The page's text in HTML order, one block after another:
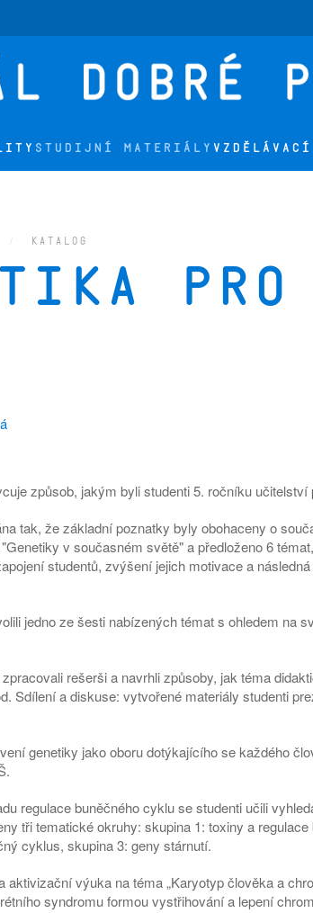
STUDIJNÍ MATERIÁLY
KATALOG
způsob, jakým byli studenti 5. ročníku
tak, že základní poznatky byly obohaceny o
v současném světě" a předloženo 6
studentů, zvýšení jejich motivace a
jedno ze šesti nabízených témat s ohledem na
rešerši a navrhli způsoby, jak téma
Sdílení a diskuse: vytvořené materiály studenti
genetiky jako oboru dotýkajícího se každého
regulace buněčného cyklu se studenti učili
tři tematické okruhy: skupina 1: toxiny a
cyklus, skupina 3: geny stárnutí.
aktivizační výuka na téma „Karyotyp člověka a
syndromu formou vystřihování a lepení